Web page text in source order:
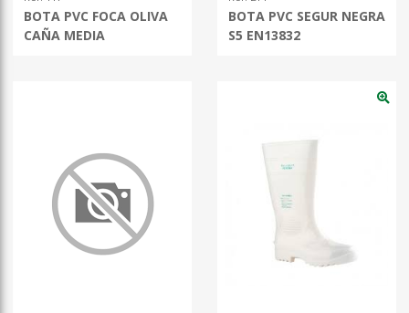
BOTA PVC FOCA OLIVA
CAÑA MEDIA
BOTA PVC SEGUR NEGRA
S5 EN13832